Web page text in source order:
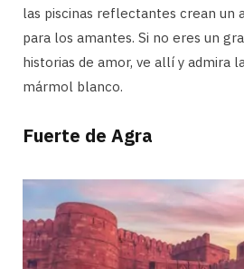
las piscinas reflectantes crean un
para los amantes. Si no eres un
historias de amor, ve allí y admira
mármol blanco.
Fuerte de Agra